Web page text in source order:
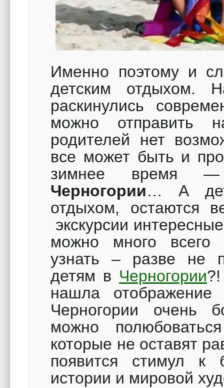
Именно поэтому и
детским отдыхом.
раскинулись
можно отправить
родителей нет
все может быть и
зимнее
Черногории… А
отдыхом, остаются
экскурсии
можно много всего
узнать – разве не
детям в Черногории
нашла отображение
Черногории очень
можно
которые не оставят
появится стимул к
истории и мировой